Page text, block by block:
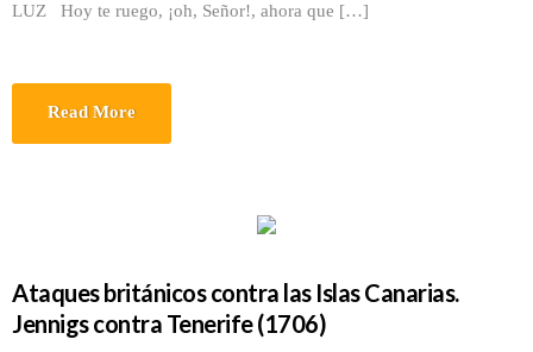
LUZ Hoy te ruego, ¡oh, Señor!, ahora que […]
Read More
Ataques británicos contra las Islas Canarias.
Jennigs contra Tenerife (1706)